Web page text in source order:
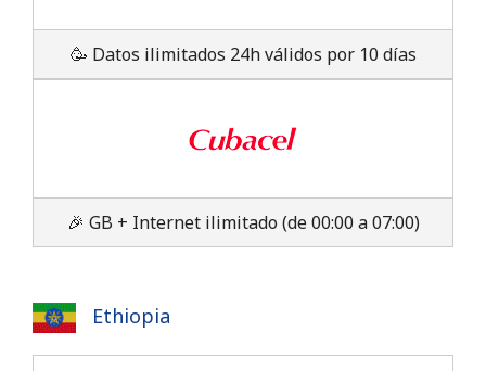
🥳 Datos ilimitados 24h válidos por 10 días
🎉 GB + Internet ilimitado (de 00:00 a 07:00)
Ethiopia